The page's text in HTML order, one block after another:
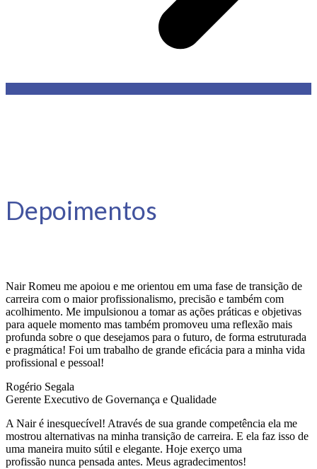
Depoimentos
Nair Romeu me apoiou e me orientou em uma fase de transição de
carreira com o maior profissionalismo, precisão e também com
acolhimento. Me impulsionou a tomar as ações práticas e objetivas
para aquele momento mas também promoveu uma reflexão mais
profunda sobre o que desejamos para o futuro, de forma estruturada
e pragmática! Foi um trabalho de grande eficácia para a minha vida
profissional e pessoal!
Rogério Segala
Gerente Executivo de Governança e Qualidade
A Nair é inesquecível! Através de sua grande competência ela me
mostrou alternativas na minha transição de carreira. E ela faz isso de
uma maneira muito sútil e elegante. Hoje exerço uma
profissão nunca pensada antes. Meus agradecimentos!